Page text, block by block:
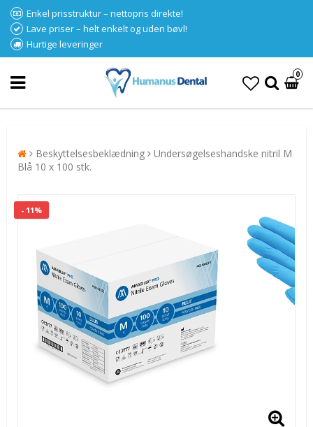
Enkel prisstruktur – nettopris direkte!
Lave priser – helt enkelt og uden bøvl!
Hurtige leveringer
0
Beskyttelsesbeklædning
Undersøgelseshandske nitril M
Blå 10 x 100 stk.
- 11%